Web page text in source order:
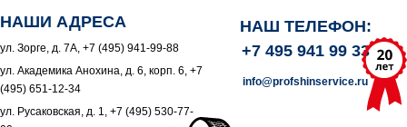
НАШИ АДРЕСА
ул. Зорге, д. 7А, +7 (495) 941-99-88
ул. Академика Анохина, д. 6, корп. 6, +7
(495) 651-12-34
ул. Русаковская, д. 1, +7 (495) 530-77-
НАШ ТЕЛЕФОН:
+7 495 941 99 33
info@profshinservice.ru